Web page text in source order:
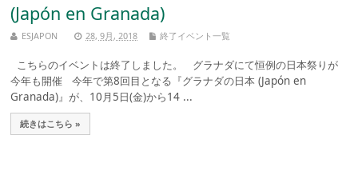
(Japón en Granada)
ESJAPON 28, 9月, 2018 終了イベント一覧
こちらのイベントは終了しました。 グラナダにて恒例の日本祭りが
今年も開催 今年で第8回目となる『グラナダの日本 (Japón en
Granada)』が、10月5日(金)から14 ...
続きはこちら »